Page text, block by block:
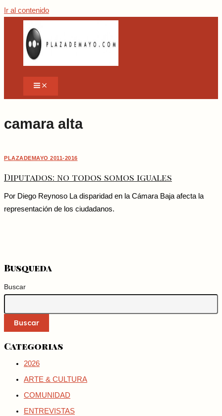
Ir al contenido
camara alta
PLAZADEMAYO 2011-2016
Diputados: no todos somos iguales
Por Diego Reynoso La disparidad en la Cámara Baja afecta la
representación de los ciudadanos.
Busqueda
Buscar
Buscar
Categorias
2026
ARTE & CULTURA
COMUNIDAD
ENTREVISTAS